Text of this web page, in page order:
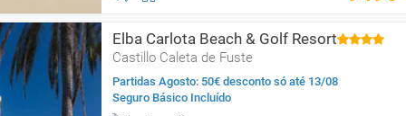
Elba Carlota Beach & Golf Resort
Castillo Caleta de Fuste
Partidas Agosto: 50€ desconto só até 13/08
Seguro Básico Incluído